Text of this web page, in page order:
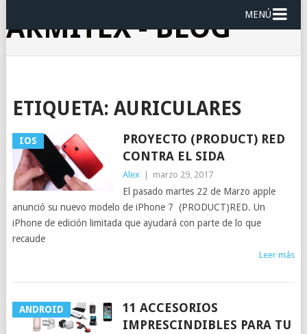
ARMITEX - BLOG MENÚ
ETIQUETA: AURICULARES
IOS
PROYECTO (PRODUCT) RED
CONTRA EL SIDA
Alex marzo 29, 2017
El pasado martes 22 de Marzo apple
anunció su nuevo modelo de iPhone 7 (PRODUCT)RED. Un
iPhone de edición limitada que ayudará con parte de lo que
recaude
Leer más
ANDROID
11 ACCESORIOS
IMPRESCINDIBLES PARA TU